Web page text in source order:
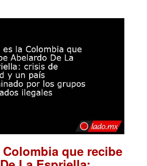
Colombia que recibe